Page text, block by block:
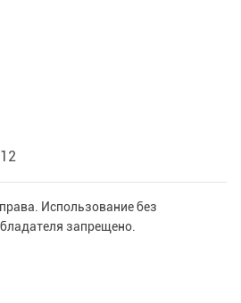
Использование без
запрещено.